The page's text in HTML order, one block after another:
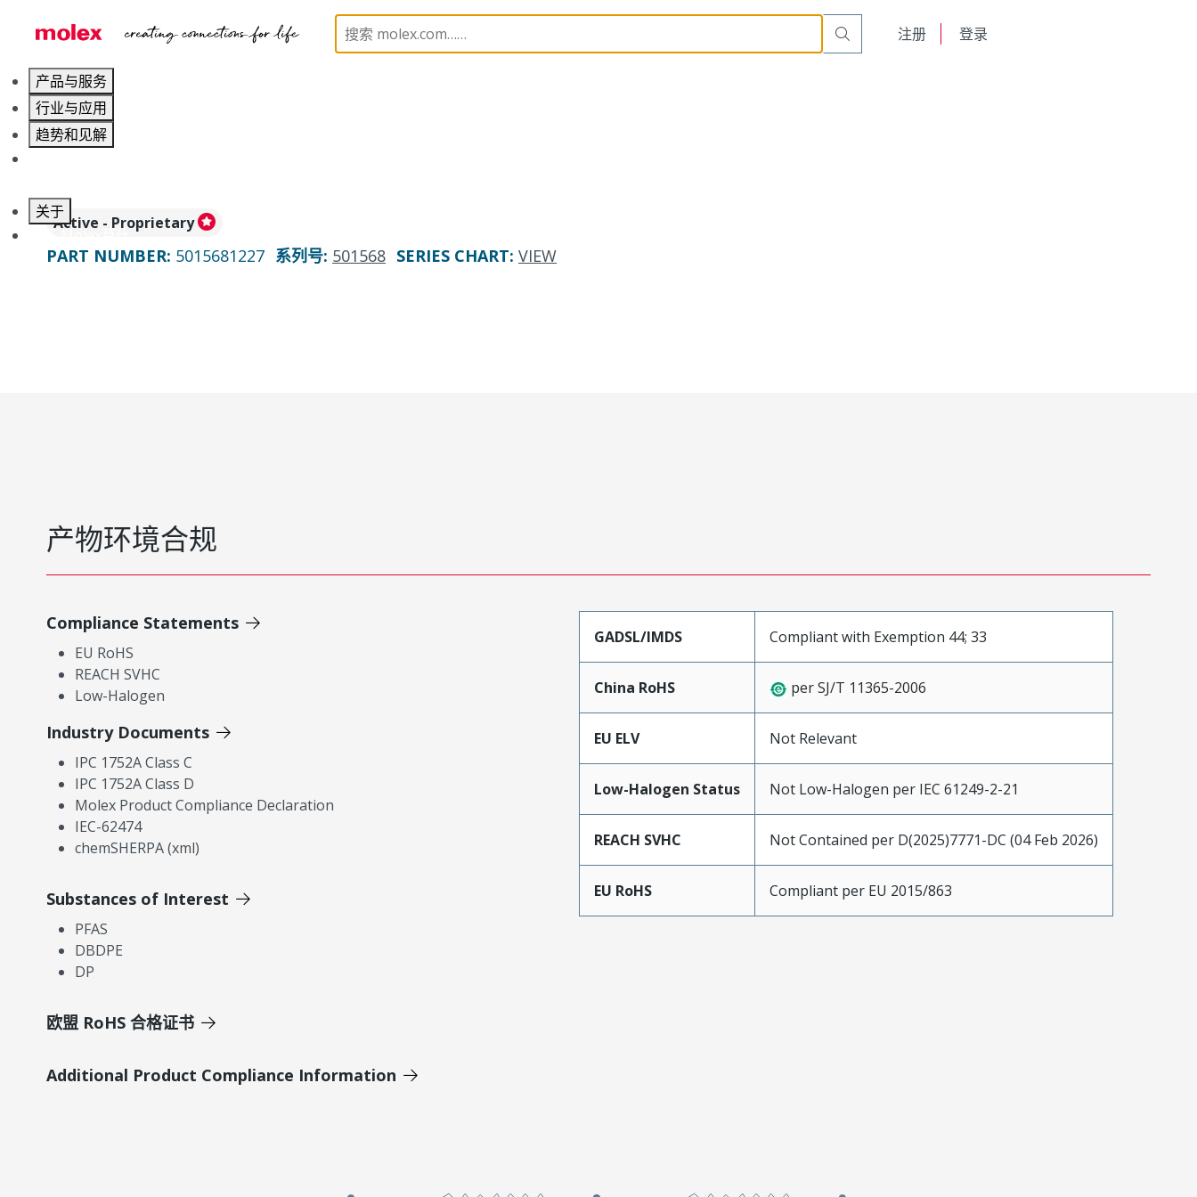
注册 登录
产品与服务
行业与应用
趋势和见解
关于
PCB / Wire Connectors PCB Headers and Receptacles 501568 5015681227
Active - Proprietary
PART NUMBER: 5015681227 系列号: 501568 SERIES CHART: VIEW
产物环境合规
Compliance Statements
EU RoHS
REACH SVHC
Low-Halogen
Industry Documents
IPC 1752A Class C
IPC 1752A Class D
Molex Product Compliance Declaration
IEC-62474
chemSHERPA (xml)
Substances of Interest
PFAS
DBDPE
DP
欧盟 RoHS 合格证书
Additional Product Compliance Information
GADSL/IMDS Compliant with Exemption 44; 33
China RoHS per SJ/T 11365-2006
EU ELV Not Relevant
Low-Halogen Status Not Low-Halogen per IEC 61249-2-21
REACH SVHC Not Contained per D(2025)7771-DC (04 Feb 2026)
EU RoHS Compliant per EU 2015/863